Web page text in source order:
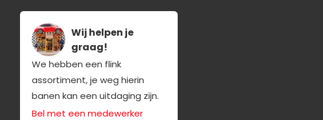
Wij helpen je
graag!
We hebben een flink
assortiment, je weg hierin
banen kan een uitdaging zijn.
Bel met een medewerker